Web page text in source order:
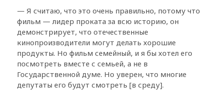
— Я считаю, что это очень правильно, потому что
фильм — лидер проката за всю историю, он
демонстрирует, что отечественные
кинопроизводители могут делать хорошие
продукты. Но фильм семейный, и я бы хотел его
посмотреть вместе с семьей, а не в
Государственной думе. Но уверен, что многие
депутаты его будут смотреть [в среду].